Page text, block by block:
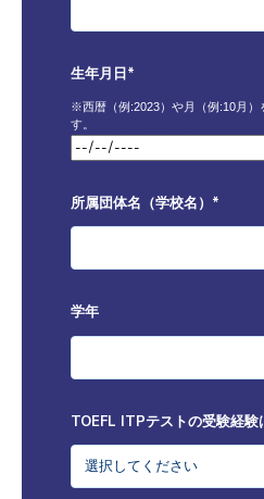
生年月日*
※西暦（例:2023）や月（例:10月）
す。
所属団体名（学校名） *
学年
TOEFL ITPテストの受験経験